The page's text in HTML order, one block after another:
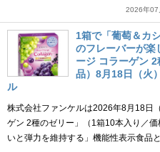
2026年07
1箱で「葡萄＆カ
のフレーバーが楽
ージ コラーゲン
品）8月18日（火
ル
株式会社ファンケルは2026年8月18日
ゲン 2種のゼリー」（1箱10本入り／
いと弾力を維持する」機能性表示食